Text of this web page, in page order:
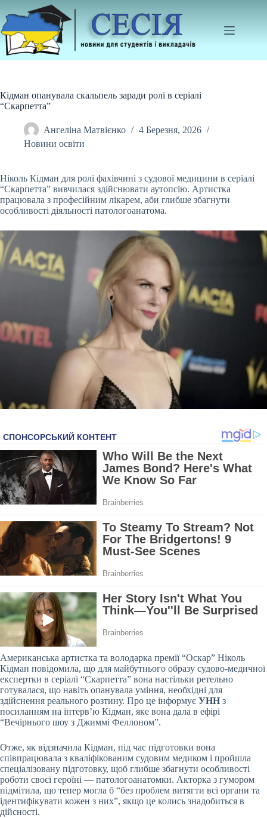
до
вмісту
Кідман опанувала скальпель заради ролі в серіалі
“Скарпетта”
Ангеліна Матвієнко
4 Березня, 2026
Новини освіти
Ніколь Кідман для ролі фахівчині з судової медицини в серіалі
“Скарпетта” вивчилася здійснювати аутопсію. Артистка
працювала з професійним лікарем, аби глибше збагнути
особливості діяльності патологоанатома.
Американська артистка та володарка премії “Оскар” Ніколь
Кідман повідомила, що для майбутнього образу судово-медичної
експертки в серіалі “Скарпетта” вона настільки ретельно
готувалася, що навіть опанувала уміння, необхідні для
здійснення реального розтину. Про це інформує УНН з
посиланням на інтерв’ю Кідман, яке вона дала в ефірі
“Вечірнього шоу з Джиммі Феллоном”.
Отже, як відзначила Кідман, під час підготовки вона
співпрацювала з кваліфікованим судовим медиком і пройшла
спеціалізовану підготовку, щоб глибше збагнути особливості
роботи своєї героїні — патологоанатомки. Акторка з гумором
підмітила, що тепер могла б “без проблем витягти всі органи та
ідентифікувати кожен з них”, якщо це колись знадобиться в
дійсності.